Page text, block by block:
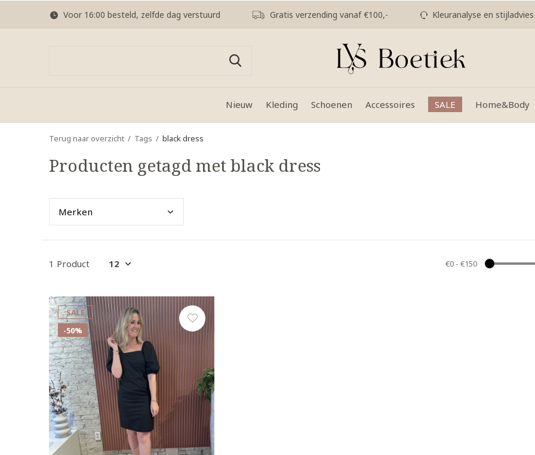
Nieuw Kleding Schoenen Accessoires SALE Home&Body
Voor 16:00 besteld, zelfde dag verstuurd Gratis verzending vanaf €100,- Kleuranalyse en stijladvies
Terug naar overzicht Tags black dress
Producten getagd met black dress
Merken
1 Product €0- €150
SALE
-50%